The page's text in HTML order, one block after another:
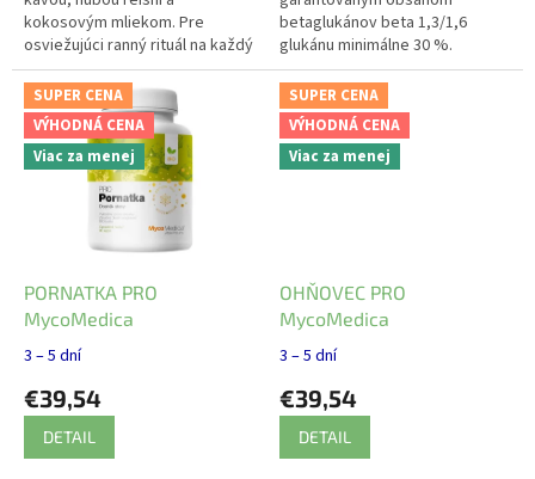
kokosovým mliekom. Pre
osviežujúci ranný rituál na každý
deň.
betaglukánov beta 1,3/1,6
glukánu minimálne 30 %.
Harmonizuje organizmus.
Vitamíny, minerály,
polysacharidy.
SUPER CENA
VÝHODNÁ CENA
Viac za menej
PORNATKA PRO
MycoMedica
3 – 5 dní
€39,54
DETAIL
SUPER CENA
VÝHODNÁ CENA
Viac za menej
OHŇOVEC PRO
MycoMedica
3 – 5 dní
€39,54
DETAIL